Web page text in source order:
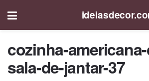
cozinha-
sala-de-jantar-37